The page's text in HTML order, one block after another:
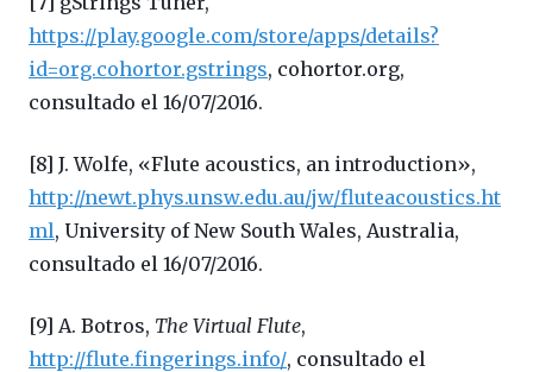
https://play.google.com/store/apps/details?
id=org.cohortor.gstrings, cohortor.org,
consultado el 16/07/2016.
[8] J. Wolfe, «Flute acoustics, an introduction»,
http://newt.phys.unsw.edu.au/jw/fluteacoustics.ht
ml, University of New South Wales, Australia,
consultado el 16/07/2016.
[9] A. Botros, The Virtual Flute,
http://flute.fingerings.info/, consultado el